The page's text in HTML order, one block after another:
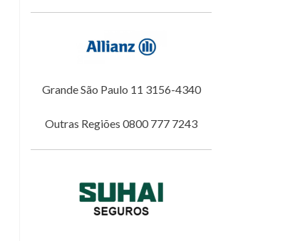
Grande São Paulo 11 3156-4340
Outras Regiões 0800 777 7243